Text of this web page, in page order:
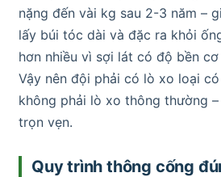
nặng đến vài kg sau 2-3 năm –
lấy búi tóc dài và đặc ra khỏi
hơn nhiều vì sợi lát có độ bền
Vậy nên đội phải có lò xo loại
không phải lò xo thông thường
trọn vẹn.
Quy trình thông cống